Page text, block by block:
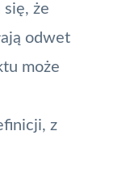
że
odwet
może
z